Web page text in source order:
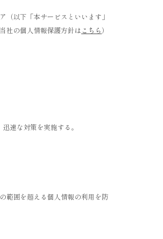
以下「本サービスといいます」
社の個人情報保護方針は こちら ）
速な対策を実施する。
範囲を超える個人情報の利用を防